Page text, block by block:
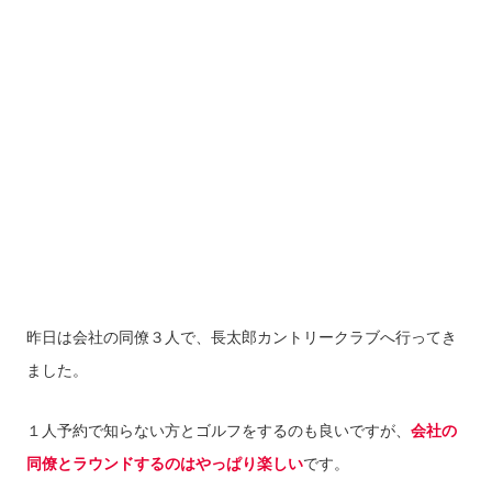
昨日は会社の同僚３人で、長太郎カントリークラブへ行ってき
ました。
１人予約で知らない方とゴルフをするのも良いですが、 会社の
同僚とラウンドするのはやっぱり楽しいです。